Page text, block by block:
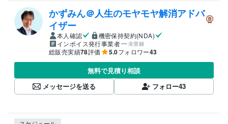
かずみん＠人生のモヤモヤ解消アドバ
イザー
本人確認
機密保持契約(NDA)
インボイス発行事業者
未登録
総販売実績78評価 5.0フォロワー43
無料で見積り相談
メッセージを送る
フォロー43